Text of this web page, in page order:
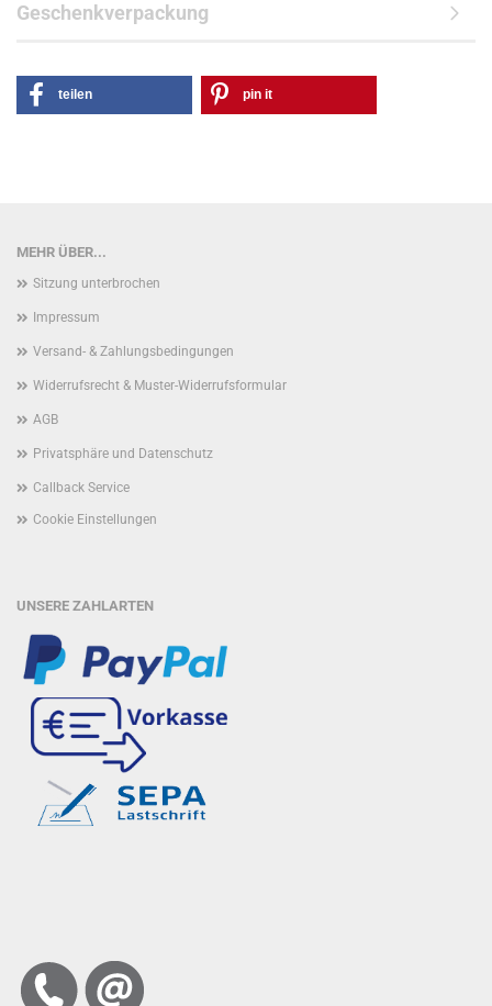
Geschenkverpackung
teilen pin it
MEHR ÜBER...
Sitzung unterbrochen
Impressum
Versand- & Zahlungsbedingungen
Widerrufsrecht & Muster-Widerrufsformular
AGB
Privatsphäre und Datenschutz
Callback Service
Cookie Einstellungen
UNSERE ZAHLARTEN